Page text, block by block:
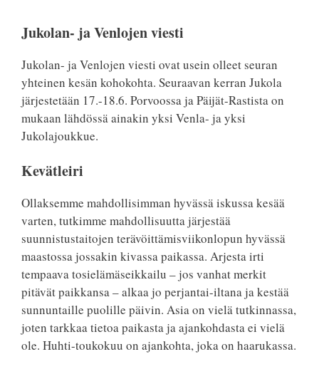
Jukolan- ja Venlojen viesti
Jukolan- ja Venlojen viesti ovat usein olleet seuran
yhteinen kesän kohokohta. Seuraavan kerran Jukola
järjestetään 17.-18.6. Porvoossa ja Päijät-Rastista on
mukaan lähdössä ainakin yksi Venla- ja yksi
Jukolajoukkue.
Kevätleiri
Ollaksemme mahdollisimman hyvässä iskussa kesää
varten, tutkimme mahdollisuutta järjestää
suunnistustaitojen terävöittämisviikonlopun hyvässä
maastossa jossakin kivassa paikassa. Arjesta irti
tempaava tosielämäseikkailu – jos vanhat merkit
pitävät paikkansa – alkaa jo perjantai-iltana ja kestää
sunnuntaille puolille päivin. Asia on vielä tutkinnassa,
joten tarkkaa tietoa paikasta ja ajankohdasta ei vielä
ole. Huhti-toukokuu on ajankohta, joka on haarukassa.